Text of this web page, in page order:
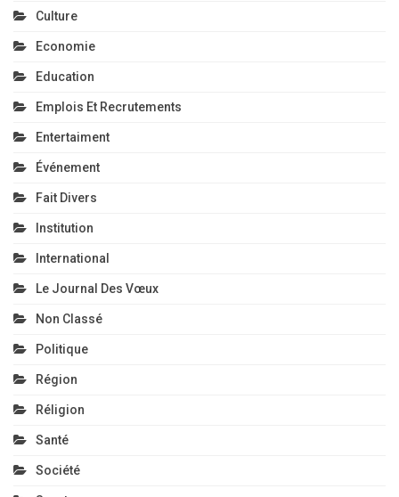
Culture
Economie
Education
Emplois Et Recrutements
Entertaiment
Événement
Fait Divers
Institution
International
Le Journal Des Vœux
Non Classé
Politique
Région
Réligion
Santé
Société